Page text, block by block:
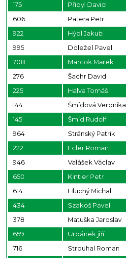
175
Přibyl David
606
Patera Petr
922
Hýbl Jakub
995
Doležel Pavel
708
Marcok Marek
276
Šachr David
225
Halva Tomáš
144
Šmídová Veronika
145
Šmíd Rudolf
964
Stránský Patrik
222
Ecler Roman
946
Valášek Václav
650
Kintler Petr
614
Hluchý Michal
434
Szakoš Pavel
378
Matuška Jaroslav
659
Urbánek jiří
716
Strouhal Roman